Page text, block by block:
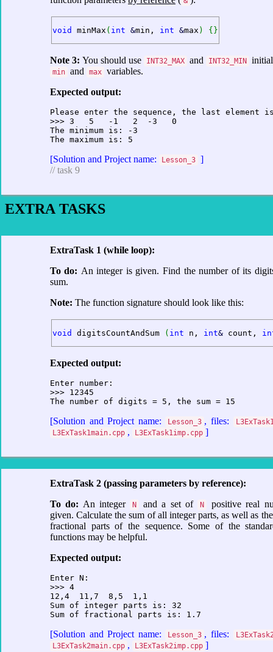
void minMax ( int &min, int &max ) { }
Note 3: You should use INT32_MAX and INT32_MIN
min and max variables.
Expected output:
Please enter the sequence, the last element
>>> 3   5   -1   2  -3   0
The minimum is: -3
[Solution and Project name: Lesson_3 ]
// task 9
EXTRA TASKS
ExtraTask 1 (while loop):
To do: An integer is given. Find the number of its
sum.
Note: The function signature should look like this:
void digitsCountAndSum ( int n, int& count,
Expected output:
Enter number:
>>> 12345
The number of digits = 5, the sum = 15
[Solution and Project name: Lesson_3 , files:
L3ExTask1main.cpp , L3ExTask1imp.cpp ]
ExtraTask 2 (passing parameters by reference):
To do: An integer N and a set of N
positive real
given. Calculate the sum of all integer parts, as well as
fractional parts of the sequence. Some of the
functions may be helpful.
Expected output:
Enter N:
>>> 4
12,4  11,7  8,5  1,1
Sum of integer parts is: 32
Sum of fractional parts is: 1.7
[Solution and Project name: Lesson_3 , files:
L3ExTask2main.cpp , L3ExTask2imp.cpp ]